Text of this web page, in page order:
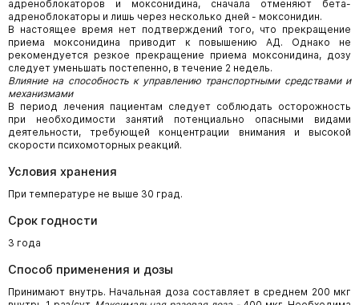
адреноблокаторов и моксонидина, сначала отменяют бета-
адреноблокаторы и лишь через несколько дней - моксонидин.
В настоящее время нет подтверждений того, что прекращение
приема моксонидина приводит к повышению АД. Однако не
рекомендуется резкое прекращение приема моксонидина, дозу
следует уменьшать постепенно, в течение 2 недель.
Влияние на способность к управлению транспортными средствами и
механизмами
В период лечения пациентам следует соблюдать осторожность
при необходимости занятий потенциально опасными видами
деятельности, требующей концентрации внимания и высокой
скорости психомоторных реакций.
Условия хранения
При температуре не выше 30 град.
Срок годности
3 года
Способ применения и дозы
Принимают внутрь. Начальная доза составляет в среднем 200 мкг